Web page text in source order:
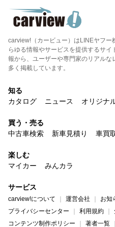
carview!（カービュー）はLINEヤフー
らゆる情報やサービスを提供するサ
報から、ユーザーや専門家のリアル
多く掲載しています。
知る
カタログ
ニュース オリジナ
買う・売る
中古車検索
新車見積り 車買
楽しむ
マイカー
みんカラ
サービス
carview!について 運営会社 お知
プライバシーセンター
利用規約
コンテンツ制作ポリシー
著者一覧